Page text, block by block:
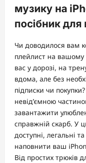
музику на
посібник для
Чи доводилося вам
плейлист на
вас у дорозі, на
вдома, але без
підписки чи
невід’ємною
завантажити
справжній скарб. У
доступні, легальні
наповнити ваш
Від простих трюків